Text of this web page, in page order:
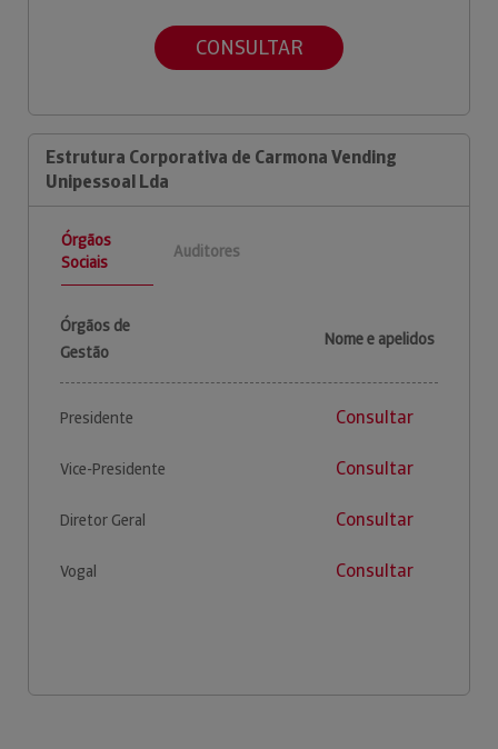
CONSULTAR
Estrutura Corporativa de Carmona Vending
Unipessoal Lda
Órgãos
Sociais
Auditores
Órgãos de
Gestão
Nome e apelidos
Presidente Consultar
Vice-Presidente Consultar
Diretor Geral Consultar
Vogal Consultar